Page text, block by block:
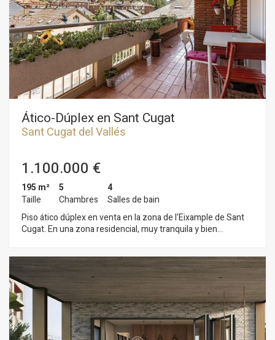
empotrados que permiten optimizar al máximo cada rincón
del espacio disponible. Incluye la posibilidad de adquirir una
plaza de parking por 27.000 €. Este hogar combina amplitud,
diseño y funcionalidad, con acceso directo a un jardín y una
piscina que convierten esta vivienda en un verdadero oasis
urbano. Ubicado en una zona residencial tranquila, cerca del
mercado, bien comunicada y con todos los servicios,
comercios y zonas verdes a pocos pasos.
Ático-Dúplex en Sant Cugat
Sant Cugat del Vallés
1.100.000 €
195 m²
Taille
5
Chambres
4
Salles de bain
Piso ático dúplex en venta en la zona de l'Eixample de Sant
Cugat. En una zona residencial, muy tranquila y bien
con cinco habitaciones y cuatro baños. En la planta principal
nos encontramos con tres habitaciones, todas exteriores, una
de ellas suite con baño y salida directa a una terraza
perimetral de toda la planta. Salón comedor con dos niveles y
chimenea, y una amplia cocina office con acceso a una galería.
En la planta superior se encuentran dos habitaciones una de
ellas tipo suite con baño y otra habitación abuhardillada apta